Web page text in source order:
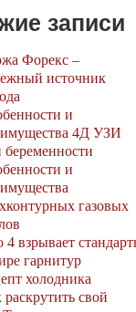
записи
Форекс –
источник
и
4Д УЗИ
беременности
и
газовых
4 взрывает
гарнитур
холодника
раскрутить свой